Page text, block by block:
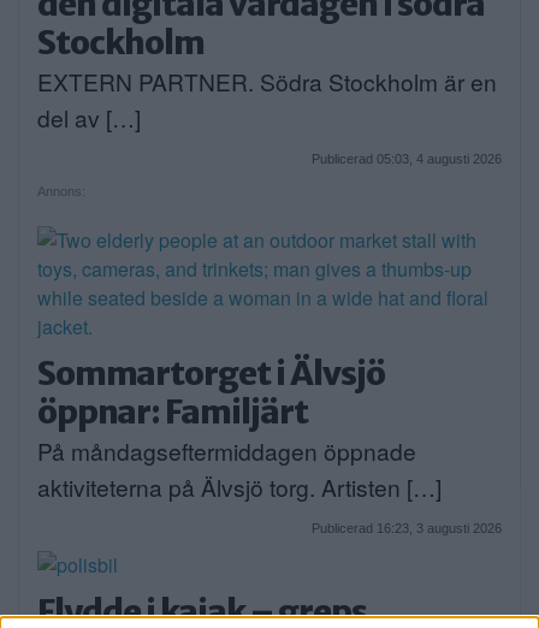
Stockholm
EXTERN PARTNER. Södra Stockholm är en
del av […]
Publicerad 05:03, 4 augusti 2026
Annons:
Sommartorget i Älvsjö
öppnar: Familjärt
På måndagseftermiddagen öppnade
aktiviteterna på Älvsjö torg. Artisten […]
Publicerad 16:23, 3 augusti 2026
Flydde i kajak – greps